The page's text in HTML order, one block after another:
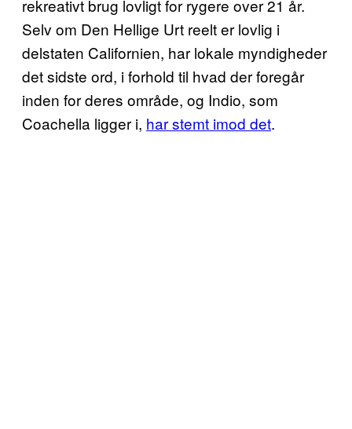
rekreativt brug lovligt for rygere over 21 år.
Selv om Den Hellige Urt reelt er lovlig i
delstaten Californien, har lokale myndigheder
det sidste ord, i forhold til hvad der foregår
inden for deres område, og Indio, som
Coachella ligger i, har stemt imod det.